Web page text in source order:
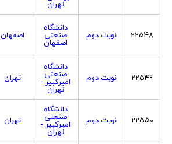
تهران
22548 نوبت دوم
دانشگاه
صنعتی
اصفهان
اصفهان
22549 نوبت دوم
دانشگاه
صنعتی
امیرکبیر -
تهران
تهران
22550 نوبت دوم
دانشگاه
صنعتی
امیرکبیر -
تهران
تهران